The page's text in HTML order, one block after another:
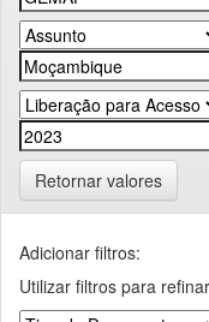
Retornar valores
Adicionar filtros:
Utilizar filtros para